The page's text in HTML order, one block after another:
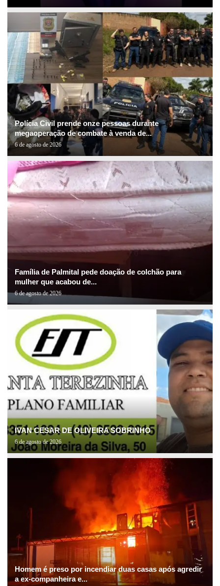
Polícia Civil prende onze pessoas durante
megaoperação de combate à venda de...
6 de agosto de 2026
Família de Palmital pede doação de colchão para
mulher que acabou de...
6 de agosto de 2026
IVAN CESAR DE OLIVEIRA SOBRINHO
6 de agosto de 2026
Homem é preso por incendiar duas casas após agredir
a ex-companheira e...